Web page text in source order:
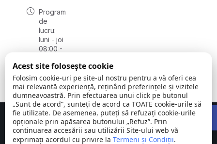
Program
de
lucru:
luni - joi
08:00 -
vineri
08:00 -
14:00
Comuna © Toate
Concept realizat deBig Media Relații Publice SRL
Acest site folosește cookie
Folosim cookie-uri pe site-ul nostru pentru a vă oferi cea
mai relevantă experiență, reținând preferințele și vizitele
dumneavoastră. Prin efectuarea unui click pe butonul
„Sunt de acord”, sunteți de acord ca TOATE cookie-urile să
fie utilizate. De asemenea, puteți să refuzați cookie-urile
opționale prin apăsarea butonului „Refuz”. Prin
continuarea accesării sau utilizării Site-ului web vă
exprimați acordul cu privire la Termeni și Condiții.